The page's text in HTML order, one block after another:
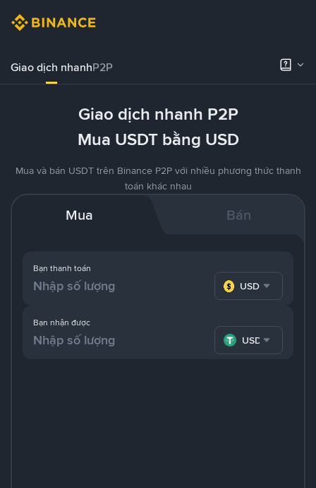
Giao dịch nhanhP2P
Giao dịch nhanh P2P
Mua USDT bằng USD
Mua và bán USDT trên Binance P2P với nhiều phương thức thanh
toán khác nhau
Mua Bán
Bạn thanh toán
USD
Bạn nhận được
USDT